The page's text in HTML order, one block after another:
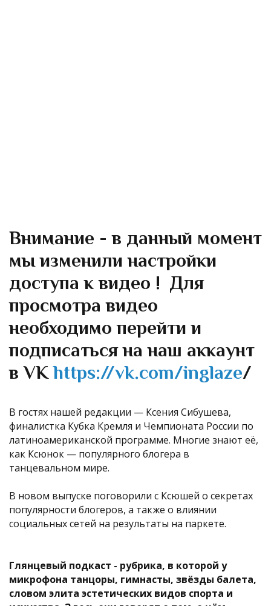
Внимание - в данный момент
мы изменили настройки
доступа к видео ! Для
просмотра видео
необходимо перейти и
подписаться на наш аккаунт
в VKhttps://vk.com/inglaze/
В гостях нашей редакции — Ксения Сибушева,
финалистка Кубка Кремля и Чемпионата России по
латиноамериканской программе. Многие знают её,
как Ксюнок — популярного блогера в
танцевальном мире.
В новом выпуске поговорили с Ксюшей о секретах
популярности блогеров, а также о влиянии
социальных сетей на результаты на паркете.
Глянцевый подкаст - рубрика, в которой у
микрофона танцоры, гимнасты, звёзды балета,
словом элита эстетических видов спорта и